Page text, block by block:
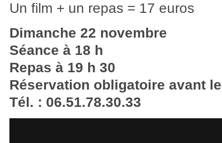
Un film + un repas = 17 euros
Dimanche 22 novembre
Séance à 18 h
Repas à 19 h 30
Réservation obligatoire avant
Tél. : 06.51.78.30.33